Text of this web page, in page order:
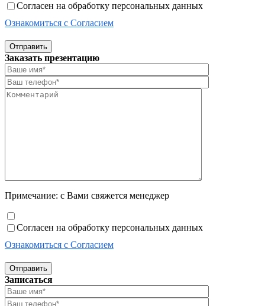
Согласен на обработку персональных данных
Ознакомиться с Согласием
Отправить
Заказать презентацию
Примечание: с Вами свяжется менеджер
Согласен на обработку персональных данных
Ознакомиться с Согласием
Отправить
Записаться